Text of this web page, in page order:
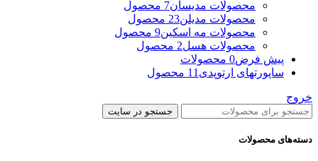
محصولات مدیسان7 محصول
محصولات مدیلن23 محصول
محصولات مه اسکین9 محصول
محصولات هسل2 محصول
پیش فرض0 محصولات
ساپورتهای ارتوپدی 11 محصول
خروج
جستجو در سایت
دسته‌های محصولات